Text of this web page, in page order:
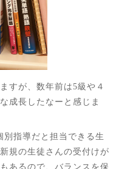
すが、数年前は5級や４
成長したなーと感じま
指導だと担当できる生
規の生徒さんの受付けが
あるので、バランスを保